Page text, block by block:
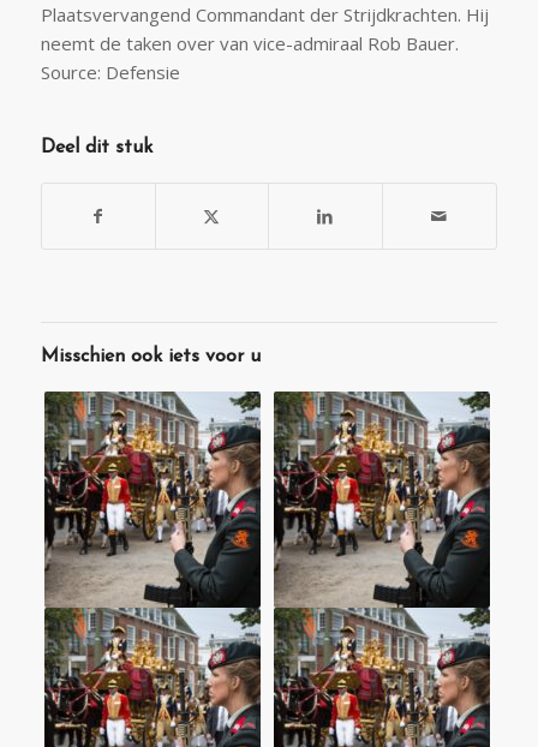
Plaatsvervangend Commandant der Strijdkrachten. Hij
neemt de taken over van vice-admiraal Rob Bauer.
Source: Defensie
Deel dit stuk
Misschien ook iets voor u